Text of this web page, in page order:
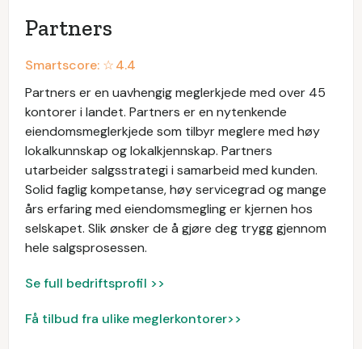
Partners
Smartscore: ☆4.4
Partners er en uavhengig meglerkjede med over 45
kontorer i landet. Partners er en nytenkende
eiendomsmeglerkjede som tilbyr meglere med høy
lokalkunnskap og lokalkjennskap. Partners
utarbeider salgsstrategi i samarbeid med kunden.
Solid faglig kompetanse, høy servicegrad og mange
års erfaring med eiendomsmegling er kjernen hos
selskapet. Slik ønsker de å gjøre deg trygg gjennom
hele salgsprosessen.
Se full bedriftsprofil >>
Få tilbud fra ulike meglerkontorer>>